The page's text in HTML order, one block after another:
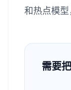
和热点模型
需要